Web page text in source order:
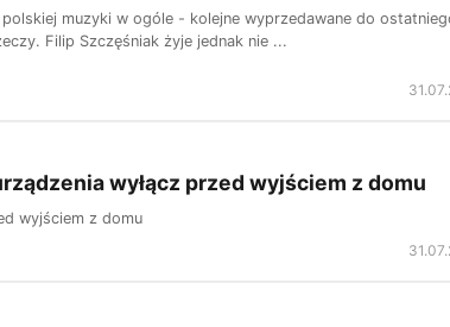
muzyki w ogóle - kolejne wyprzedawane do
Filip Szczęśniak żyje jednak nie ...
wyłącz przed wyjściem z domu
wyjściem z domu